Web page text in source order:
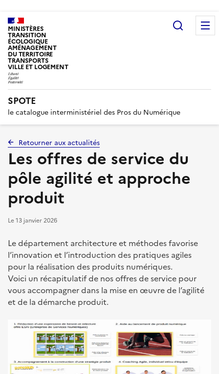
MINISTÈRES
TRANSITION
ÉCOLOGIQUE
AMÉNAGEMENT
DU TERRITOIRE
TRANSPORTS
VILLE ET LOGEMENT
SPOTE
le catalogue interministériel des Pros du Numérique
Retourner aux actualités
Les offres de service du
pôle agilité et approche
produit
Le13 janvier 2026
Le département architecture et méthodes favorise
l’innovation et l’introduction des pratiques agiles
pour la réalisation des produits numériques.
Voici un récapitulatif de nos offres de service pour
vous accompagner dans la mise en œuvre de l’agilité
et de la démarche produit.